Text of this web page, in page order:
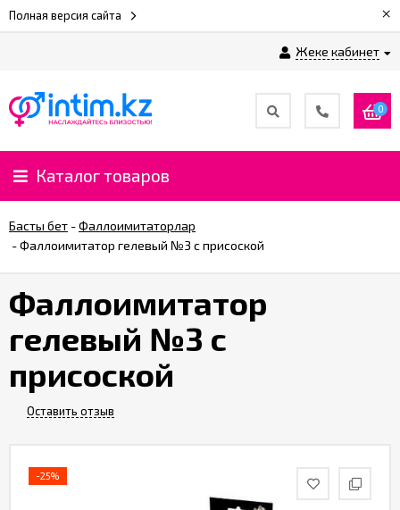
Полная версия сайта ×
Жеке кабинет
0
Каталог товаров
Басты бет -Фаллоимитаторлар
-Фаллоимитатор гелевый №3 с присоской
Фаллоимитатор
гелевый №3 с
присоской
Оставить отзыв
-25%